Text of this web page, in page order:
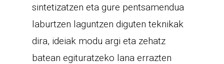
sintetizatzen eta gure pentsamendua
laburtzen laguntzen diguten teknikak
dira, ideiak modu argi eta zehatz
batean egituratzeko lana errazten